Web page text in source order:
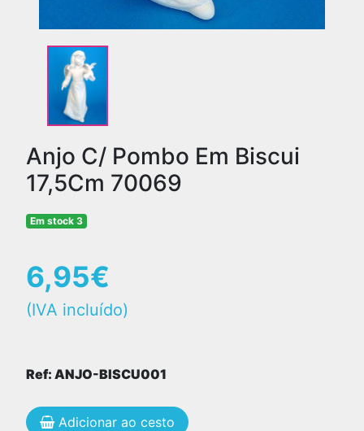
Anjo C/ Pombo Em Biscui
17,5Cm 70069
Em stock 3
6,95€
(IVA incluído)
Ref: ANJO-BISCU001
Adicionar ao cesto